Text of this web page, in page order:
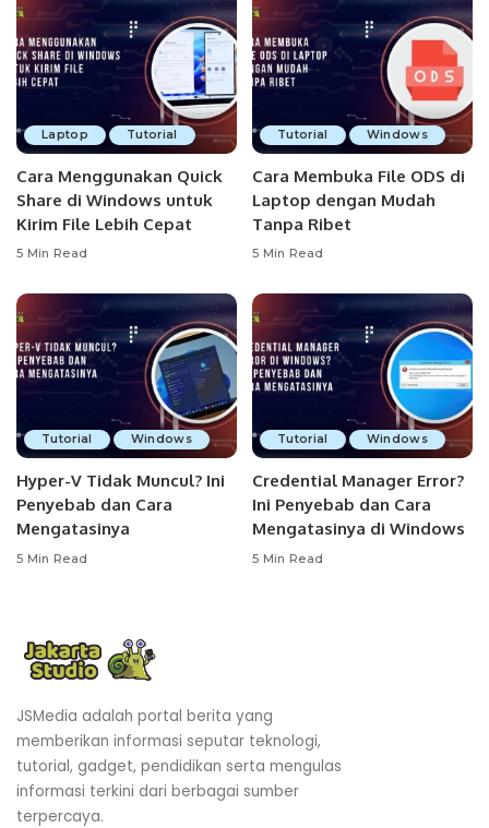
Laptop Tutorial
Cara Menggunakan Quick
Share di Windows untuk
Kirim File Lebih Cepat
5 Min Read
Tutorial Windows
Cara Membuka File ODS di
Laptop dengan Mudah
Tanpa Ribet
5 Min Read
Tutorial Windows
Hyper-V Tidak Muncul? Ini
Penyebab dan Cara
Mengatasinya
5 Min Read
Tutorial Windows
Credential Manager Error?
Ini Penyebab dan Cara
Mengatasinya di Windows
5 Min Read
JSMedia adalah portal berita yang
memberikan informasi seputar teknologi,
tutorial, gadget, pendidikan serta mengulas
informasi terkini dari berbagai sumber
terpercaya.